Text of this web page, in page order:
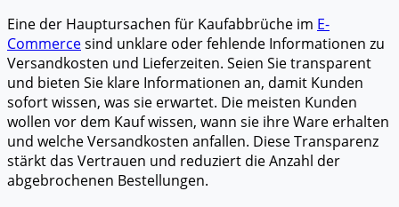
Eine der Hauptursachen für Kaufabbrüche im E-
Commercesind unklare oder fehlende Informationen zu
Versandkosten und Lieferzeiten. Seien Sie transparent
und bieten Sie klare Informationen an, damit Kunden
sofort wissen, was sie erwartet. Die meisten Kunden
wollen vor dem Kauf wissen, wann sie ihre Ware erhalten
und welche Versandkosten anfallen. Diese Transparenz
stärkt das Vertrauen und reduziert die Anzahl der
abgebrochenen Bestellungen.